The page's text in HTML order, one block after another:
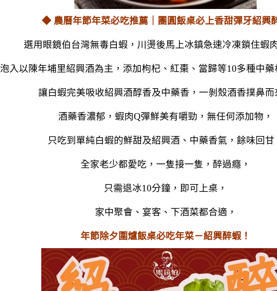
◆ 農曆年節年菜必吃推薦｜團圓飯桌必上香甜彈牙紹興
選用眼鏡伯台灣無毒白蝦，川燙後馬上冰鎮急速冷凍鎖住蝦
泡入以陳年埔里紹興酒為主， 添加枸杞、紅棗、當歸等10多種中
讓白蝦完美吸收紹興酒醇香及中藥香，一剝殼酒香撲鼻而
酒藥香濃郁，蝦肉Q彈鮮美有嚼勁，無任何添加物，
只吃到單純白蝦的鮮甜及紹興酒、中藥香氣，餘味回甘
全家老少都愛吃，一隻接一隻，醉過癮，
只需退冰10分鐘，即可上桌，
家中聚會、宴客、下酒菜都合適，
年節除夕圍爐飯桌必吃年菜－紹興醉蝦！